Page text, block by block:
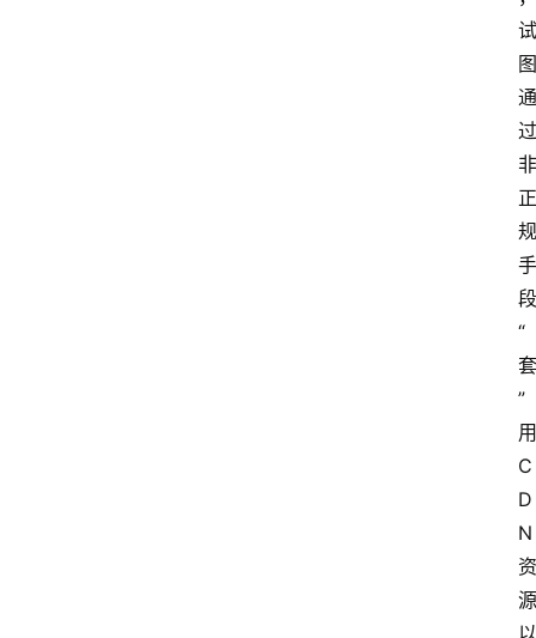
试
图
通
过
非
正
规
手
段
“
套
”
用
C
D
N
资
源
以